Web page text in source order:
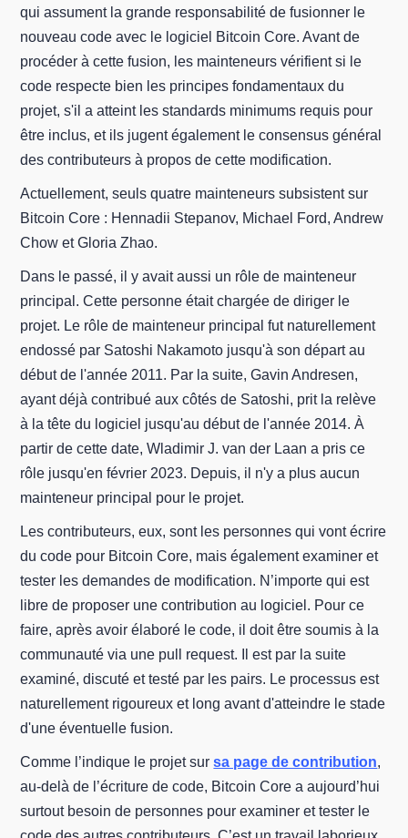
qui assument la grande responsabilité de fusionner le
nouveau code avec le logiciel Bitcoin Core. Avant de
procéder à cette fusion, les mainteneurs vérifient si le
code respecte bien les principes fondamentaux du
projet, s'il a atteint les standards minimums requis pour
être inclus, et ils jugent également le consensus général
des contributeurs à propos de cette modification.
Actuellement, seuls quatre mainteneurs subsistent sur
Bitcoin Core : Hennadii Stepanov, Michael Ford, Andrew
Chow et Gloria Zhao.
Dans le passé, il y avait aussi un rôle de mainteneur
principal. Cette personne était chargée de diriger le
projet. Le rôle de mainteneur principal fut naturellement
endossé par Satoshi Nakamoto jusqu'à son départ au
début de l'année 2011. Par la suite, Gavin Andresen,
ayant déjà contribué aux côtés de Satoshi, prit la relève
à la tête du logiciel jusqu'au début de l'année 2014. À
partir de cette date, Wladimir J. van der Laan a pris ce
rôle jusqu'en février 2023. Depuis, il n'y a plus aucun
mainteneur principal pour le projet.
Les contributeurs, eux, sont les personnes qui vont écrire
du code pour Bitcoin Core, mais également examiner et
tester les demandes de modification. N’importe qui est
libre de proposer une contribution au logiciel. Pour ce
faire, après avoir élaboré le code, il doit être soumis à la
communauté via une pull request. Il est par la suite
examiné, discuté et testé par les pairs. Le processus est
naturellement rigoureux et long avant d'atteindre le stade
d'une éventuelle fusion.
Comme l’indique le projet sursa page de contribution,
au-delà de l’écriture de code, Bitcoin Core a aujourd’hui
surtout besoin de personnes pour examiner et tester le